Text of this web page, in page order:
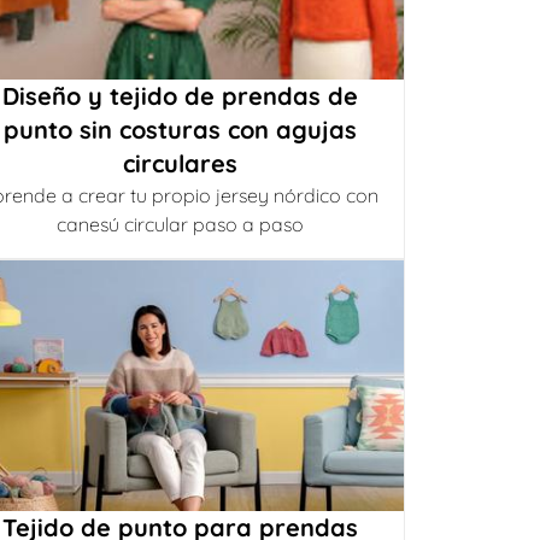
Diseño y tejido de prendas de
punto sin costuras con agujas
circulares
a crear tu propio jersey nórdico con
canesú circular paso a paso
Tejido de punto para prendas